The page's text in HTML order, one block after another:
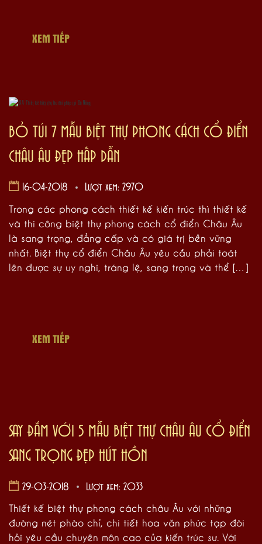
XEM TIẾP
BỎ TÚI 7 MẪU BIỆT THỰ PHONG CÁCH CỔ ĐIỂN
CHÂU ÂU ĐẸP HẤP DẪN
16-04-2018 Lượt xem: 2970
Trong các phong cách thiết kế kiến trúc thì thiết kế
và thi công biệt thự phong cách cổ điển Châu Âu
là sang trọng, đẳng cấp và có giá trị bền vững
nhất. Biệt thự cổ điển Châu Âu yêu cầu phải toát
lên được sự uy nghi, tráng lệ, sang trọng và thể […]
XEM TIẾP
SAY ĐẮM VỚI 5 MẪU BIỆT THỰ CHÂU ÂU CỔ ĐIỂN
SANG TRỌNG ĐẸP HÚT HỒN
29-03-2018 Lượt xem: 2033
Thiết kế biệt thự phong cách châu Âu với những
đường nét phào chỉ, chi tiết hoa văn phức tạp đòi
hỏi yêu cầu chuyên môn cao của kiến trúc sư. Với